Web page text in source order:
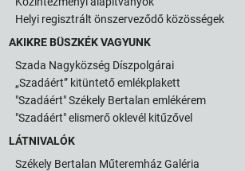
Helyi regisztrált önszerveződő közösségek
AKIKRE BÜSZKÉK VAGYUNK
Szada Nagyközség Díszpolgárai
„Szadáért” kitüntető emlékplakett
"Szadáért" Székely Bertalan emlékérem
"Szadáért" elismerő oklevél kitűzővel
LÁTNIVALÓK
Székely Bertalan Műteremház Galéria